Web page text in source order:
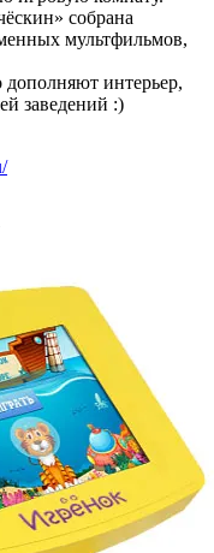
собрана
мультфильмов,
интерьер,
заведений :)